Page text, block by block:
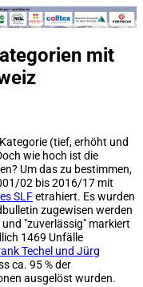
mit
(tief, erhöht und
wie hoch ist die
Um das zu bestimmen,
02 bis 2016/17 mit
SLFetrahiert. Es wurden
zugewisen werden
"zuverlässig" markiert
1469 Unfälle
Techel und Jürg
ca. 95 % der
ausgelöst wurden.